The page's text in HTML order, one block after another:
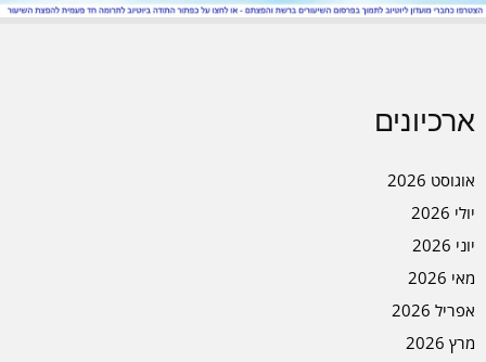
ארכיונים
אוגוסט 2026
יולי 2026
יוני 2026
מאי 2026
אפריל 2026
מרץ 2026